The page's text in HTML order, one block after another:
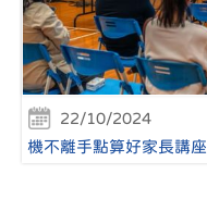
22/10/2024
機不離手點算好家長講座